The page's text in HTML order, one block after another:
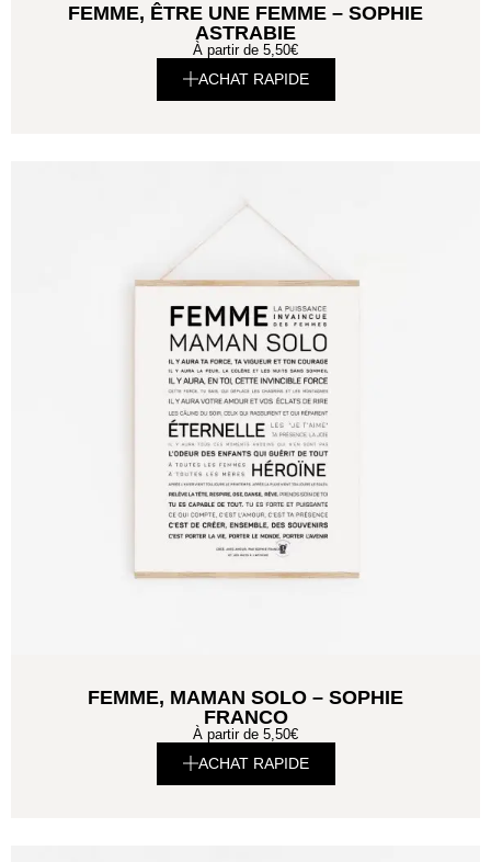
FEMME, ÊTRE UNE FEMME – SOPHIE
ASTRABIE
À partir de 5,50€
ACHAT RAPIDE
FEMME, MAMAN SOLO – SOPHIE
FRANCO
À partir de 5,50€
ACHAT RAPIDE